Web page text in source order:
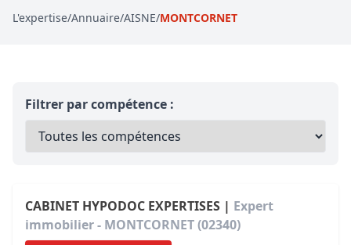
L'expertise/Annuaire/AISNE/MONTCORNET
Filtrer par compétence :
CABINET HYPODOC EXPERTISES | Expert
immobilier - MONTCORNET (02340)